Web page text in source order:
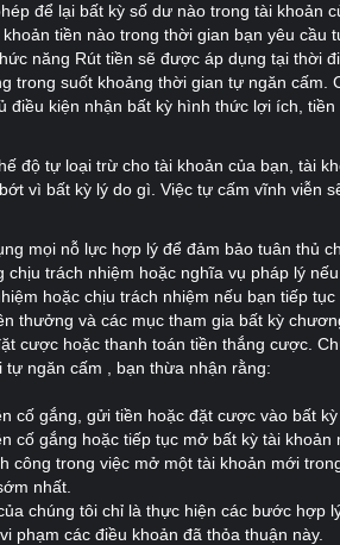
để lại bất kỳ số dư nào trong tài khoản
tiền nào trong thời gian bạn yêu
năng Rút tiền sẽ được áp dụng tại thời
trong suốt khoảng thời gian tự ngăn
điều kiện nhận bất kỳ hình thức lợi ích,
độ tự loại trừ cho tài khoản của bạn, tài
vì bất kỳ lý do gì. Việc tự cấm vĩnh viễn
mọi nỗ lực hợp lý để đảm bảo tuân thủ
chịu trách nhiệm hoặc nghĩa vụ pháp lý
hoặc chịu trách nhiệm nếu bạn tiếp
thưởng và các mục tham gia bất kỳ
cược hoặc thanh toán tiền thắng cược.
tự ngăn cấm , bạn thừa nhận rằng:
cố gắng, gửi tiền hoặc đặt cược vào bất
cố gắng hoặc tiếp tục mở bất kỳ tài
công trong việc mở một tài khoản mới
nhất.
chúng tôi chỉ là thực hiện các bước hợp
phạm các điều khoản đã thỏa thuận này.